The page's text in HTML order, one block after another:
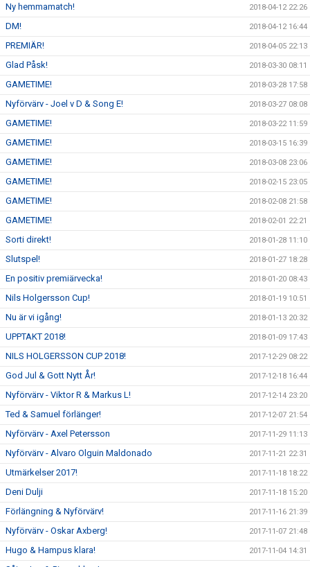
Ny hemmamatch! 2018-04-12 22:26
DM! 2018-04-12 16:44
PREMIÄR! 2018-04-05 22:13
Glad Påsk! 2018-03-30 08:11
GAMETIME! 2018-03-28 17:58
Nyförvärv - Joel v D & Song E! 2018-03-27 08:08
GAMETIME! 2018-03-22 11:59
GAMETIME! 2018-03-15 16:39
GAMETIME! 2018-03-08 23:06
GAMETIME! 2018-02-15 23:05
GAMETIME! 2018-02-08 21:58
GAMETIME! 2018-02-01 22:21
Sorti direkt! 2018-01-28 11:10
Slutspel! 2018-01-27 18:28
En positiv premiärvecka! 2018-01-20 08:43
Nils Holgersson Cup! 2018-01-19 10:51
Nu är vi igång! 2018-01-13 20:32
UPPTAKT 2018! 2018-01-09 17:43
NILS HOLGERSSON CUP 2018! 2017-12-29 08:22
God Jul & Gott Nytt År! 2017-12-18 16:44
Nyförvärv - Viktor R & Markus L! 2017-12-14 23:20
Ted & Samuel förlänger! 2017-12-07 21:54
Nyförvärv - Axel Petersson 2017-11-29 11:13
Nyförvärv - Alvaro Olguin Maldonado 2017-11-21 22:31
Utmärkelser 2017! 2017-11-18 18:22
Deni Dulji 2017-11-18 15:20
Förlängning & Nyförvärv! 2017-11-16 21:39
Nyförvärv - Oskar Axberg! 2017-11-07 21:48
Hugo & Hampus klara! 2017-11-04 14:31